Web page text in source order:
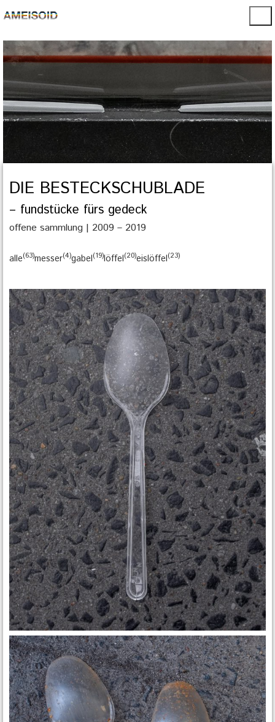
DIE BESTECKSCHUBLADE
– fundstücke fürs gedeck
offene sammlung | 2009 – 2019
alle 63messer 4 gabel 19löffel 20eislöffel 23